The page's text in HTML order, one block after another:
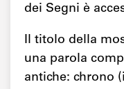
dei Segni è
Il titolo della
una parola
antiche: chrono